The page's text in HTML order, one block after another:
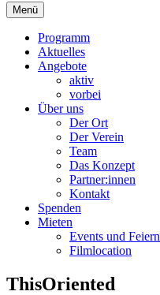
Primäres
Menü
Menü
Programm
Aktuelles
Angebote
aktiv
vorbei
Über uns
Der Ort
Der Verein
Team
Das Konzept
Partner:innen
Kontakt
Spenden
Mieten
Events und Feiern
Filmlocation
ThisOriented